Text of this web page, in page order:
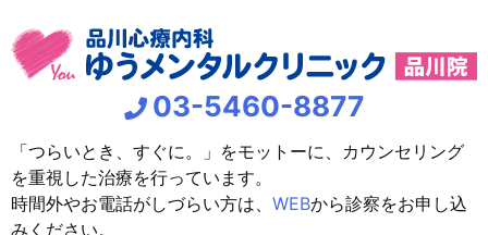
03-5460-8877
「つらいとき、すぐに。」をモットーに、カウンセリング
を重視した治療を行っています。
時間外やお電話がしづらい方は、 WEBから診察をお申し込
みください。